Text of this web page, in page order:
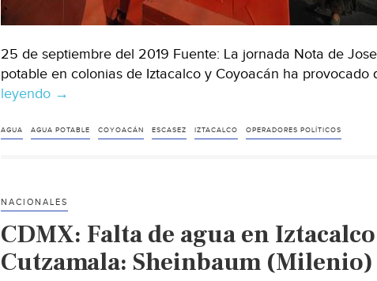
25 de septiembre del 2019 Fuente: La jornada Nota de
potable en colonias de Iztacalco y Coyoacán ha
leyendo CDMX:
falta
el
manejo
de
→
AGUA AGUA POTABLE COYOACÁN ESCASEZ IZTACALCO OPERADORES POLÍTICOS
NACIONALES
CDMX: Falta de agua en
Cutzamala: Sheinbaum (Milenio)